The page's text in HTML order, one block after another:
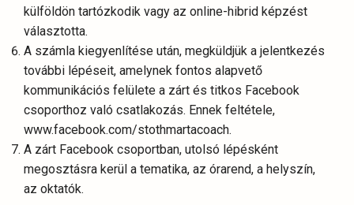
külföldön tartózkodik vagy az online-hibrid képzést
választotta.
A számla kiegyenlítése után, megküldjük a jelentkezés
további lépéseit, amelynek fontos alapvető
kommunikációs felülete a zárt és titkos Facebook
csoporthoz való csatlakozás. Ennek feltétele,
www.facebook.com/stothmartacoach.
A zárt Facebook csoportban, utolsó lépésként
megosztásra kerül a tematika, az órarend, a helyszín,
az oktatók.